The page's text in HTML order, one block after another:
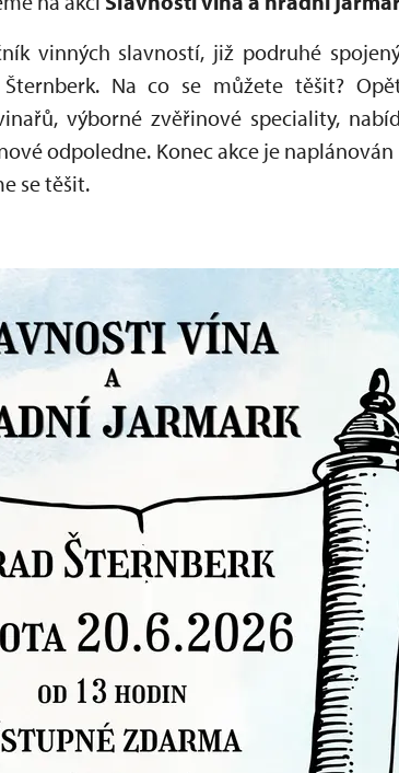
vinných slavností, již podruhé
Na co se můžete těšit?
výborné zvěřinové speciality,
odpoledne. Konec akce je
se těšit.